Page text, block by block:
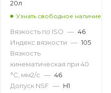
20л
Узнать свободное наличие
Вязкость по ISO — 46
Индекс вязкости — 105
Вязкость
кинематическая при 40
°С, мм2/с — 46
Допуск NSF — H1